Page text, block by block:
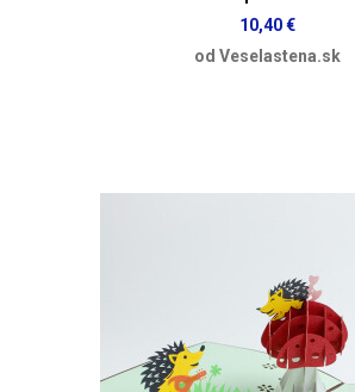
10,40 €
od Veselastena.sk